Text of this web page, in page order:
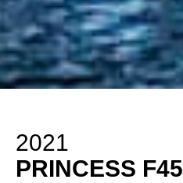
2021
PRINCESS F45